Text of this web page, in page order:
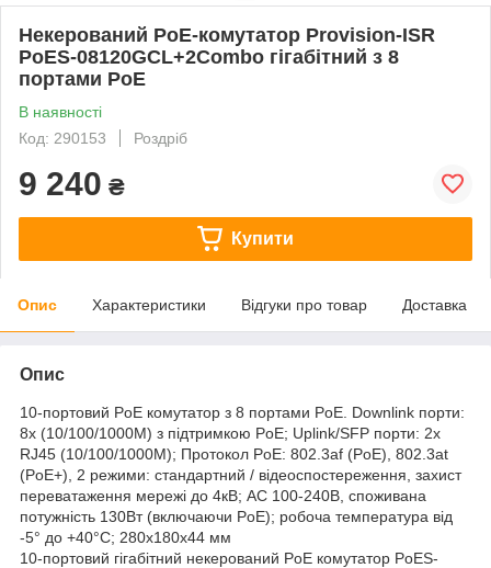
Некерований PoE-комутатор Provision-ISR
PoES-08120GCL+2Combo гігабітний з 8
портами PoE
В наявності
Код: 290153
Роздріб
9 240 ₴
Купити
Опис Характеристики Відгуки про товар Доставка
Опис
10-портовий PoE комутатор з 8 портами PoE. Downlink порти:
8x (10/100/1000M) з підтримкою PoE; Uplink/SFP порти: 2x
RJ45 (10/100/1000M); Протокол PoE: 802.3af (PoE), 802.3at
(PoE+), 2 режими: стандартний / відеоспостереження, захист
переватаження мережі до 4кВ; AC 100-240В, споживана
потужність 130Вт (включаючи PoE); робоча температура від
-5° до +40°C; 280х180х44 мм
10-портовий гігабітний некерований PoE комутатор PoES-